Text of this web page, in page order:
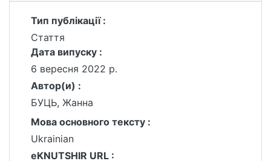
Тип публікації :
Стаття
Дата випуску :
6 вересня 2022 р.
Автор(и) :
БУЦЬ, Жанна
Мова основного тексту :
Ukrainian
eKNUTSHIR URL :